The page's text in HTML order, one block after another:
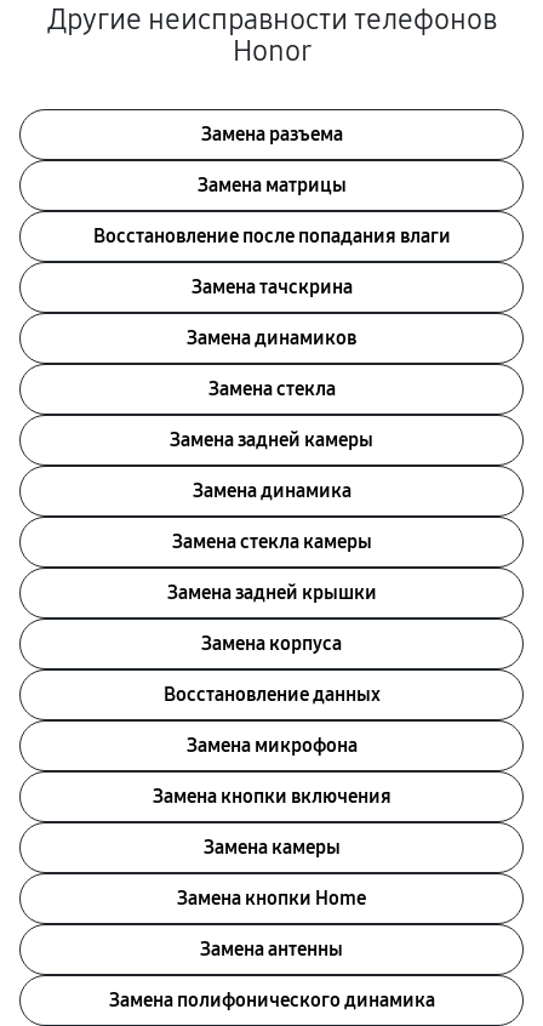
Другие неисправности телефонов
Honor
Замена разъема
Замена матрицы
Восстановление после попадания влаги
Замена тачскрина
Замена динамиков
Замена стекла
Замена задней камеры
Замена динамика
Замена стекла камеры
Замена задней крышки
Замена корпуса
Восстановление данных
Замена микрофона
Замена кнопки включения
Замена камеры
Замена кнопки Home
Замена антенны
Замена полифонического динамика